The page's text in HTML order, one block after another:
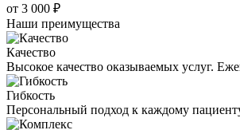
от 3 000 ₽
Наши преимущества
Качество
Высокое качество оказываемых услуг.
Гибкость
Персональный подход к каждому